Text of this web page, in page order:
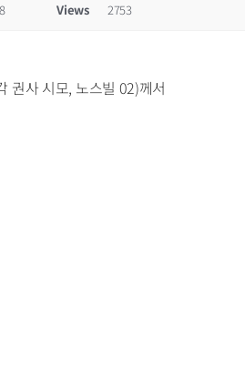
Views 2753
권사 시모, 노스빌 02)께서